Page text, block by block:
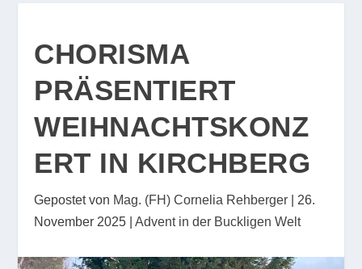
CHORISMA
PRÄSENTIERT
WEIHNACHTSKONZ
ERT IN KIRCHBERG
Gepostet von Mag. (FH) Cornelia Rehberger
26.
November 2025 |Advent in der Buckligen Welt